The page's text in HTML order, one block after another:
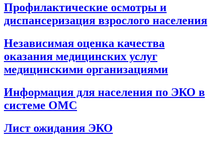
Профилактические осмотры и
диспансеризация взрослого населения
Независимая оценка качества
оказания медицинских услуг
медицинскими организациями
Информация для населения по ЭКО в
системе ОМС
Лист ожидания ЭКО